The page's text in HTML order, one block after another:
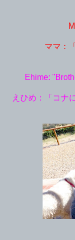
ママ：
Ehime:
えひめ：「コナ